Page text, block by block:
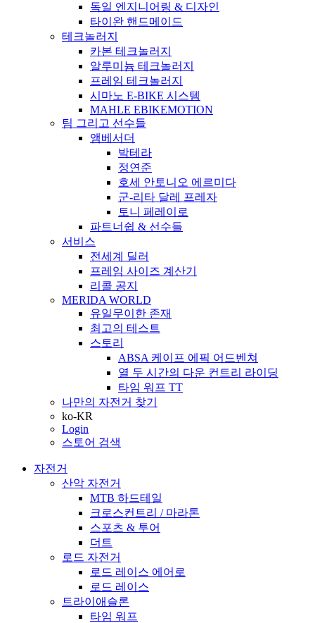
독일 엔지니어링 & 디자인
타이완 핸드메이드
테크놀러지
카본 테크놀러지
알루미늄 테크놀러지
프레임 테크놀러지
시마노 E-BIKE 시스템
MAHLE EBIKEMOTION
팀 그리고 선수들
앰베서더
박테라
정연준
호세 안토니오 에르미다
군-리타 달레 프레자
토니 페레이로
파트너쉽 & 선수들
서비스
전세계 딜러
프레임 사이즈 계산기
리콜 공지
MERIDA WORLD
유일무이한 존재
최고의 테스트
스토리
ABSA 케이프 에픽 어드벤쳐
열 두 시간의 다운 컨트리 라이딩
타임 워프 TT
나만의 자전거 찾기
ko-KR
Login
스토어 검색
자전거
산악 자전거
MTB 하드테일
크로스컨트리 / 마라톤
스포츠 & 투어
더트
로드 자전거
로드 레이스 에어로
로드 레이스
트라이애슬론
타임 워프